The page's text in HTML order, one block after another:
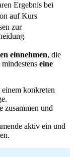
Ergebnis bei
auf Kurs
zur
einnehmen, die
eine
konkreten
zusammen und
aktiv ein und